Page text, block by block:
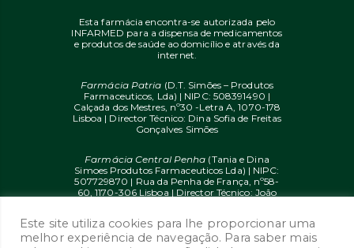
Esta farmácia encontra-se autorizada pelo
INFARMED para a dispensa de medicamentos
e produtos de saúde ao domicílio e através da
internet.
Farmácia Patria (D.T. Simões – Produtos
Farmaceuticos, Lda) | NIPC: 508391490 |
Calçada dos Mestres, nº30 -Letra A, 1070-178
Lisboa | Director Técnico: Dina Sofia de Freitas
Gonçalves Simões
Farmácia Central Penha (Tania e Dina
Simoes Produtos Farmaceuticos Lda) | NIPC:
507729870 | Rua da Penha de França, nº58-
60, 1170-306 Lisboa | Director Técnico: João
© 2020 farmaciaon.pt | Design and
Development: iupi.agencyby Dual Up
Este site utiliza cookies para lhe proporcionar uma
melhor experiência de navegação. Para saber mais